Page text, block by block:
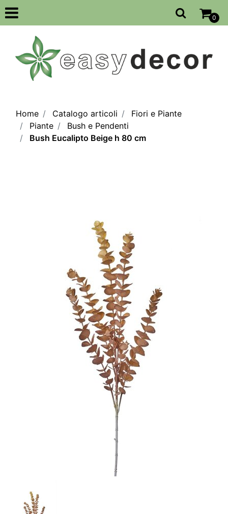
Open
0
Home Catalogo articoli
Fiori e Piante
Piante
Bush e Pendenti
Bush Eucalipto Beige h 80 cm